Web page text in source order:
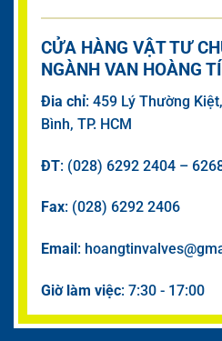
CỬA HÀNG VẬT TƯ
NGÀNH VAN HOÀNG
Đia chỉ: 459 Lý Thường
Bình, TP. HCM
ĐT: (028) 6292 2404 –
Fax: (028) 6292 2406
Email :
Giờ làm việc: 7:30 - 17:00